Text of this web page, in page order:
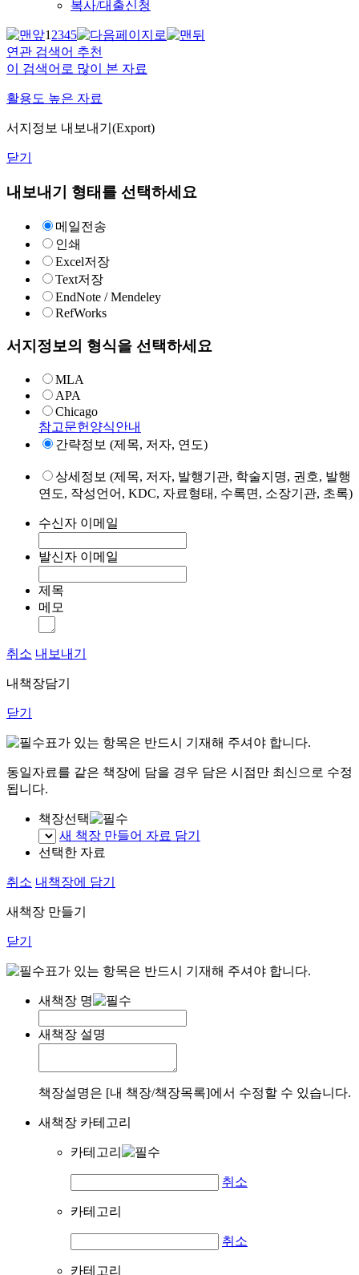
복사/대출신청
12345
연관 검색어 추천
이 검색어로 많이 본 자료
활용도 높은 자료
서지정보 내보내기(Export)
닫기
내보내기 형태를 선택하세요
메일전송
인쇄
Excel저장
Text저장
EndNote / Mendeley
RefWorks
서지정보의 형식을 선택하세요
MLA
APA
Chicago
참고문헌양식안내
간략정보 (제목, 저자, 연도)
상세정보 (제목, 저자, 발행기관, 학술지명, 권호, 발행
연도, 작성언어, KDC, 자료형태, 수록면, 소장기관, 초록)
수신자 이메일
발신자 이메일
제목
메모
취소 내보내기
내책장담기
닫기
표가 있는 항목은 반드시 기재해 주셔야 합니다.
동일자료를 같은 책장에 담을 경우 담은 시점만 최신으로 수정
됩니다.
책장선택
새 책장 만들어 자료 담기
선택한 자료
취소 내책장에 담기
새책장 만들기
닫기
표가 있는 항목은 반드시 기재해 주셔야 합니다.
새책장 명
새책장 설명
책장설명은 [내 책장/책장목록]에서 수정할 수 있습니다.
새책장 카테고리
카테고리
취소
카테고리
취소
카테고리